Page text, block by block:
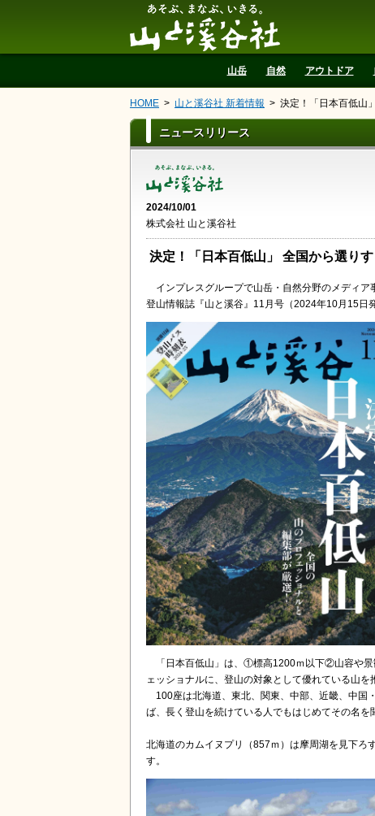
山岳 自然 アウトドア
HOME 山と溪谷社 新着情報 決定！「日本百低山
ニュースリリース
2024/10/01
株式会社 山と溪谷社
決定！「日本百低山」 全国から選り
インプレスグループで山岳・自然分野のメディア
登山情報誌『山と溪谷』11月号（2024年10月15日
「日本百低山」は、①標高1200ｍ以下②山容や景
ェッショナルに、登山の対象として優れている山
100座は北海道、東北、関東、中部、近畿、中国
ば、長く登山を続けている人でもはじめてその名を
北海道のカムイヌプリ（857ｍ）は摩周湖を見下ろ
す。